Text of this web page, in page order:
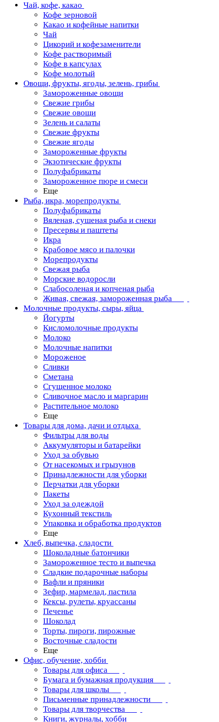
Чай, кофе, какао
Кофе зерновой
Какао и кофейные напитки
Чай
Цикорий и кофезаменители
Кофе растворимый
Кофе в капсулах
Кофе молотый
Овощи, фрукты, ягоды, зелень, грибы
Замороженные овощи
Свежие грибы
Свежие овощи
Зелень и салаты
Свежие фрукты
Свежие ягоды
Замороженные фрукты
Экзотические фрукты
Полуфабрикаты
Замороженное пюре и смеси
Еще
Рыба, икра, морепродукты
Полуфабрикаты
Вяленая, сушеная рыба и снеки
Пресервы и паштеты
Икра
Крабовое мясо и палочки
Морепродукты
Свежая рыба
Морские водоросли
Слабосоленая и копченая рыба
Живая, свежая, замороженная рыба
Молочные продукты, сыры, яйца
Йогурты
Кисломолочные продукты
Молоко
Молочные напитки
Мороженое
Сливки
Сметана
Сгущенное молоко
Сливочное масло и маргарин
Растительное молоко
Еще
Товары для дома, дачи и отдыха
Фильтры для воды
Аккумуляторы и батарейки
Уход за обувью
От насекомых и грызунов
Принадлежности для уборки
Перчатки для уборки
Пакеты
Уход за одеждой
Кухонный текстиль
Упаковка и обработка продуктов
Еще
Хлеб, выпечка, сладости
Шоколадные батончики
Замороженное тесто и выпечка
Сладкие подарочные наборы
Вафли и пряники
Зефир, мармелад, пастила
Кексы, рулеты, круассаны
Печенье
Шоколад
Торты, пироги, пирожные
Восточные сладости
Еще
Офис, обучение, хобби
Товары для офиса
Бумага и бумажная продукция
Товары для школы
Письменные принадлежности
Товары для творчества
Книги, журналы, хобби